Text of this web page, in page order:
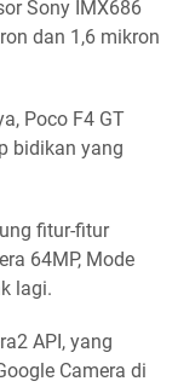
Sony IMX686
dan 1,6 mikron
Poco F4 GT
bidikan yang
fitur-fitur
64MP, Mode
lagi.
API, yang
Camera di